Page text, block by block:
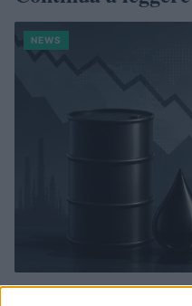
NEWS
Petrolio in calo, Brent a 88.9